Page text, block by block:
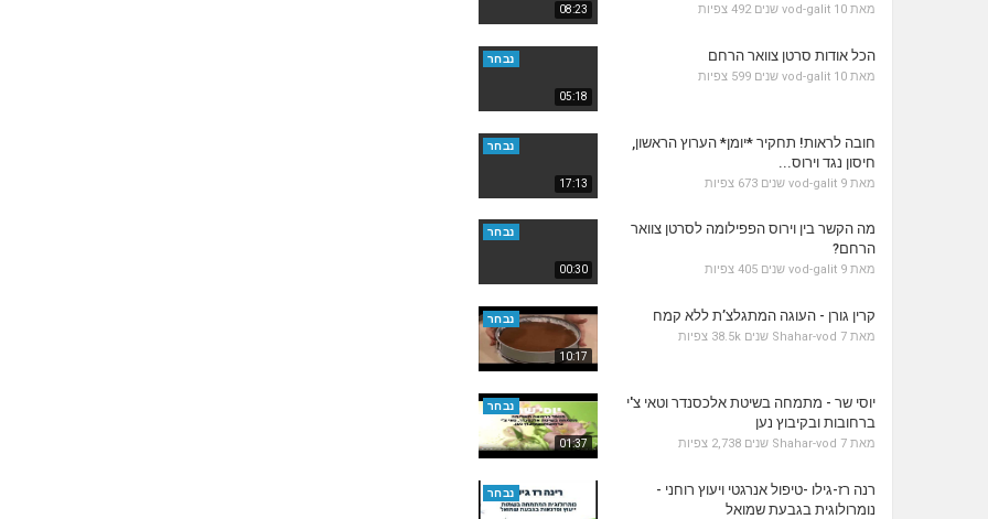
08:23 מאת vod-galit 10 שנים 492 צפיות
05:18
נבחר הכל אודות סרטן צוואר הרחם
מאת vod-galit 10 שנים 599 צפיות
17:13
נבחר
חובה לראות! תחקיר *יומן* הערוץ הראשון,
חיסון נגד וירוס...
מאת vod-galit 9 שנים 673 צפיות
00:30
נבחר
מה הקשר בין וירוס הפפילומה לסרטן צוואר
הרחם?
מאת vod-galit 9 שנים 405 צפיות
10:17
נבחר קרין גורן - העוגה המתגלצ’ת ללא קמח
מאת Shahar-vod 7 שנים 38.5k צפיות
01:37
נבחר
יוסי שר - מתמחה בשיטת אלכסנדר וטאי צ'י
ברחובות ובקיבוץ נען
מאת Shahar-vod 7 שנים 2,738 צפיות
נבחר
רנה רז-גילו -טיפול אנרגטי ויעוץ רוחני -
נומרולוגית בגבעת שמואל